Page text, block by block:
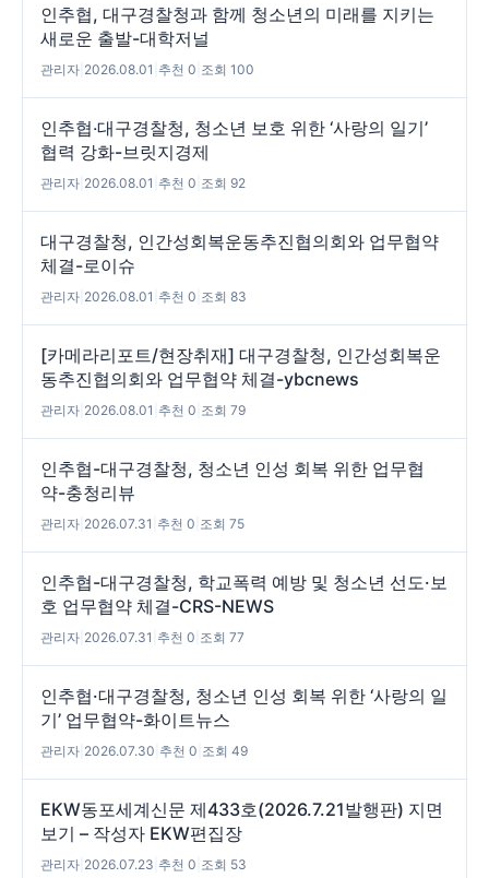
인추협, 대구경찰청과 함께 청소년의 미래를 지키는
새로운 출발-대학저널
관리자 2026.08.01 추천 0 조회 100
인추협‧대구경찰청, 청소년 보호 위한 ‘사랑의 일기’
협력 강화-브릿지경제
관리자 2026.08.01 추천 0 조회 92
대구경찰청, 인간성회복운동추진협의회와 업무협약
체결-로이슈
관리자 2026.08.01 추천 0 조회 83
[카메라리포트/현장취재] 대구경찰청, 인간성회복운
동추진협의회와 업무협약 체결-ybcnews
관리자 2026.08.01 추천 0 조회 79
인추협-대구경찰청, 청소년 인성 회복 위한 업무협
약-충청리뷰
관리자 2026.07.31 추천 0 조회 75
인추협-대구경찰청, 학교폭력 예방 및 청소년 선도·보
호 업무협약 체결-CRS-NEWS
관리자 2026.07.31 추천 0 조회 77
인추협·대구경찰청, 청소년 인성 회복 위한 ‘사랑의 일
기’ 업무협약-화이트뉴스
관리자 2026.07.30 추천 0 조회 49
EKW동포세계신문 제433호(2026.7.21발행판) 지면
보기 – 작성자 EKW편집장
관리자 2026.07.23 추천 0 조회 53